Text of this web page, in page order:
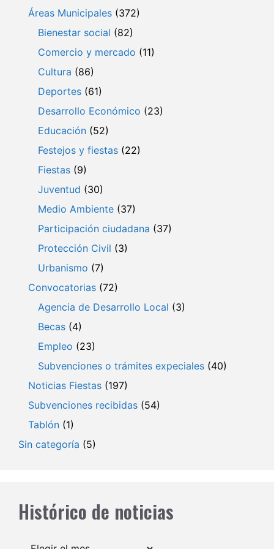
Áreas Municipales (372)
Bienestar social (82)
Comercio y mercado (11)
Cultura (86)
Deportes (61)
Desarrollo Económico (23)
Educación (52)
Festejos y fiestas (22)
Fiestas (9)
Juventud (30)
Medio Ambiente (37)
Participación ciudadana (37)
Protección Civil (3)
Urbanismo (7)
Convocatorias (72)
Agencia de Desarrollo Local (3)
Becas (4)
Empleo (23)
Subvenciones o trámites expeciales (40)
Noticias Fiestas (197)
Subvenciones recibidas (54)
Tablón (1)
Sin categoría (5)
Histórico de noticias
Archivos